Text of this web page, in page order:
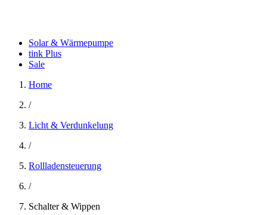
Solar & Wärmepumpe
tink Plus
Sale
Home
/
Licht & Verdunkelung
/
Rollladensteuerung
/
Schalter & Wippen